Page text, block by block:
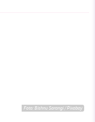
Foto:Bishnu Sarangi / Pixabay